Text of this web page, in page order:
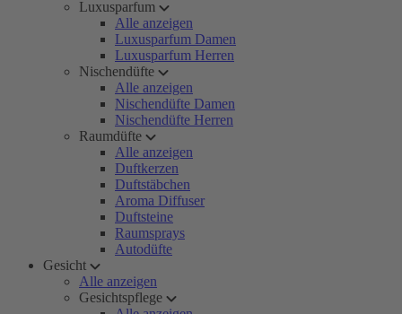
Luxusparfum
Alle anzeigen
Luxusparfum Damen
Luxusparfum Herren
Nischendüfte
Alle anzeigen
Nischendüfte Damen
Nischendüfte Herren
Raumdüfte
Alle anzeigen
Duftkerzen
Duftstäbchen
Aroma Diffuser
Duftsteine
Raumsprays
Autodüfte
Gesicht
Alle anzeigen
Gesichtspflege